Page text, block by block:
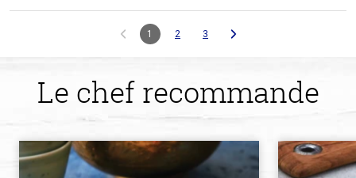
1 2 3
Le chef recommande